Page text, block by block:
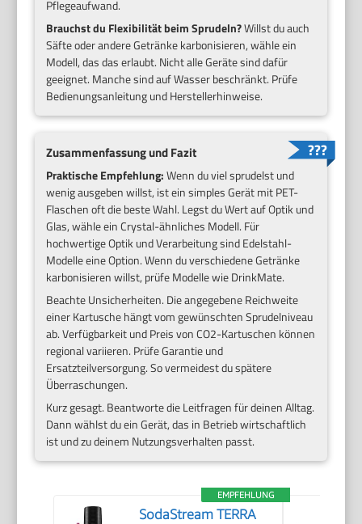
Pflegeaufwand.
Brauchst du Flexibilität beim Sprudeln?Willst du auch
Säfte oder andere Getränke karbonisieren, wähle ein
Modell, das das erlaubt. Nicht alle Geräte sind dafür
geeignet. Manche sind auf Wasser beschränkt. Prüfe
Bedienungsanleitung und Herstellerhinweise.
Zusammenfassung und Fazit
Praktische Empfehlung:Wenn du viel sprudelst und
wenig ausgeben willst, ist ein simples Gerät mit PET-
Flaschen oft die beste Wahl. Legst du Wert auf Optik und
Glas, wähle ein Crystal-ähnliches Modell. Für
hochwertige Optik und Verarbeitung sind Edelstahl-
Modelle eine Option. Wenn du verschiedene Getränke
karbonisieren willst, prüfe Modelle wie DrinkMate.
Beachte Unsicherheiten. Die angegebene Reichweite
einer Kartusche hängt vom gewünschten Sprudelniveau
ab. Verfügbarkeit und Preis von CO2-Kartuschen können
regional variieren. Prüfe Garantie und
Ersatzteilversorgung. So vermeidest du spätere
Überraschungen.
Kurz gesagt. Beantworte die Leitfragen für deinen Alltag.
Dann wählst du ein Gerät, das in Betrieb wirtschaftlich
ist und zu deinem Nutzungsverhalten passt.
EMPFEHLUNG
SodaStream TERRA